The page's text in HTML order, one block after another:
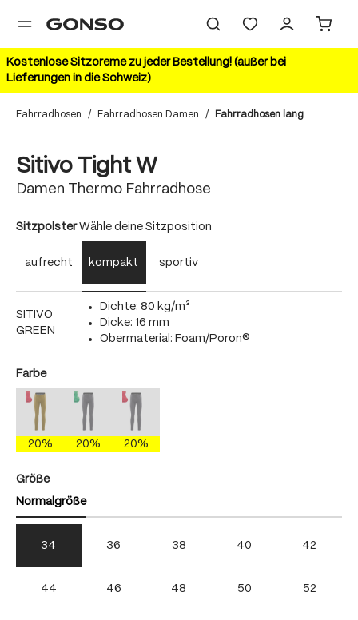
springen
Kostenlose Sitzcreme zu jeder Bestellung! (außer bei
Lieferungen in die Schweiz)
Fahrradhosen / Fahrradhosen Damen / Fahrradhosen lang
Sitivo Tight W
Damen Thermo Fahrradhose
Sitzpolsterauswählen
Wähle deine Sitzposition
aufrecht kompakt sportiv
SITIVO
GREEN
Dichte: 80 kg/m³
Dicke: 16 mm
Obermaterial: Foam/Poron®
Farbeauswählen
antique moss/fire
(Diese Option ist zurzeit nicht verfügbar.)
20%
mercury gray/brightgreen
(Diese Option ist zurzeit nicht verfügbar.)
20%
mercury gray/fire
20%
Größeauswählen
Normalgröße
34 36 38 40 42
44 46 48 50 52